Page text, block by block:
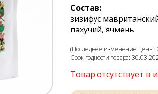
Состав:
зизифус
пахучий, ячмень
(Последнее изменение цены:
Срок годности товара:
Товар отсутствует в